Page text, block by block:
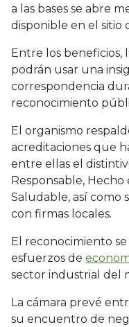
a las bases se abre
disponible en el sitio
Entre los beneficios,
podrán usar una
correspondencia
reconocimiento
El organismo
acreditaciones que
entre ellas el
Responsable,
Saludable, así como
con firmas locales.
El reconocimiento
esfuerzos de
sector industrial del
La cámara prevé
su encuentro de